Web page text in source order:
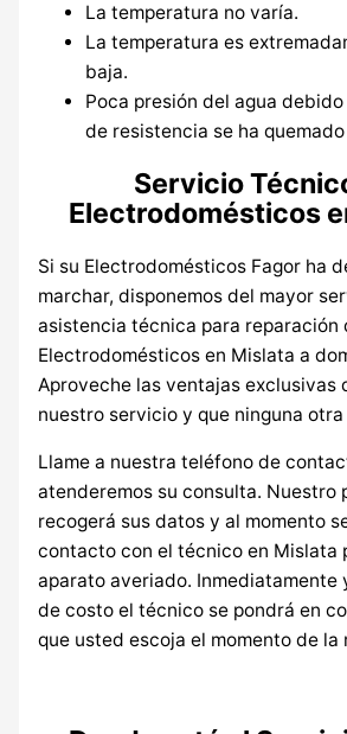
La temperatura no varía.
La temperatura es
baja.
Poca presión del agua
de resistencia se ha
Servicio
Electrodomésticos
Si su Electrodomésticos Fagor ha
marchar, disponemos del mayor
asistencia técnica para reparación
Electrodomésticos en Mislata a
Aproveche las ventajas exclusivas
nuestro servicio y que ninguna
Llame a nuestra teléfono de
atenderemos su consulta. Nuestro
recogerá sus datos y al momento
contacto con el técnico en Mislata
aparato averiado. Inmediatamente
de costo el técnico se pondrá en
que usted escoja el momento de la